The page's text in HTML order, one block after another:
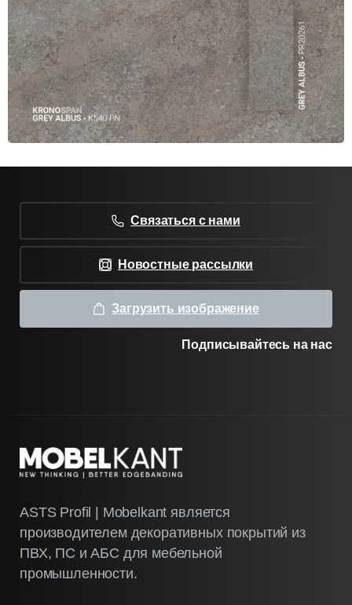
Связаться с нами
Новостные рассылки
Загрузить изображение
Подписывайтесь на нас
ASTS Profil | Mobelkant является
производителем декоративных покрытий из
ПВХ, ПС и АБС для мебельной
промышленности.